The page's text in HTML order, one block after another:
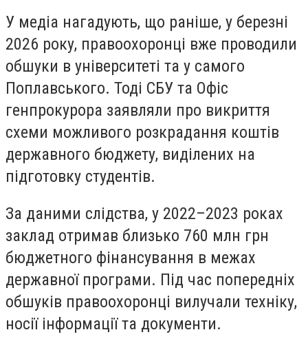
У медіа нагадують, що раніше, у березні
2026 року, правоохоронці вже проводили
обшуки в університеті та у самого
Поплавського. Тоді СБУ та Офіс
генпрокурора заявляли про викриття
схеми можливого розкрадання коштів
державного бюджету, виділених на
підготовку студентів.
За даними слідства, у 2022–2023 роках
заклад отримав близько 760 млн грн
бюджетного фінансування в межах
державної програми. Під час попередніх
обшуків правоохоронці вилучали техніку,
носії інформації та документи.